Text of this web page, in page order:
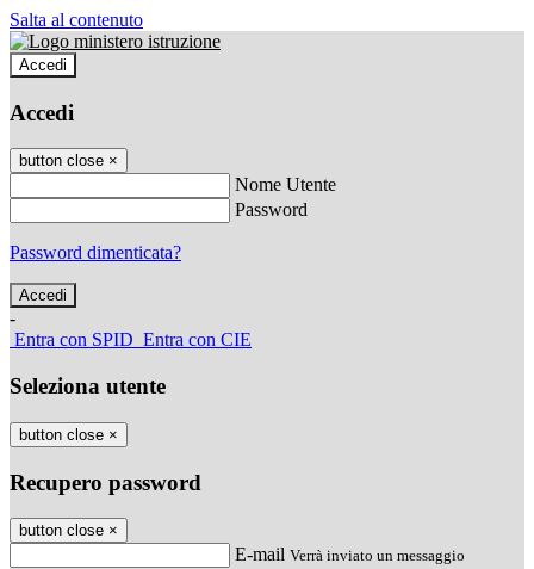
Salta al contenuto
Accedi
Accedi
button close ×
Nome Utente
Password
Password dimenticata?
-
Entra con SPID Entra con CIE
Seleziona utente
button close ×
Recupero password
button close ×
E-mail Verrà inviato un messaggio